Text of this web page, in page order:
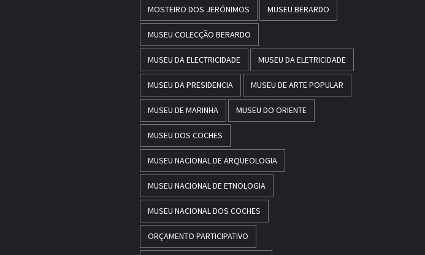
MOSTEIRO DOS JERÓNIMOS MUSEU BERARDO
MUSEU COLECÇÃO BERARDO
MUSEU DA ELECTRICIDADE MUSEU DA ELETRICIDADE
MUSEU DA PRESIDENCIA MUSEU DE ARTE POPULAR
MUSEU DE MARINHA MUSEU DO ORIENTE
MUSEU DOS COCHES
MUSEU NACIONAL DE ARQUEOLOGIA
MUSEU NACIONAL DE ETNOLOGIA
MUSEU NACIONAL DOS COCHES
ORÇAMENTO PARTICIPATIVO